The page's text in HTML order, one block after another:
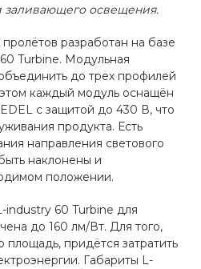
заливающего освещения.
разработан на базе
Turbine. Модульная
до трех профилей
каждый модуль оснащён
с защитой до 430 В, что
продукта. Есть
направления светового
наклонены и
положении.
industry 60 Turbine для
до 160 лм/Вт. Для того,
придётся затратить
Габариты L-